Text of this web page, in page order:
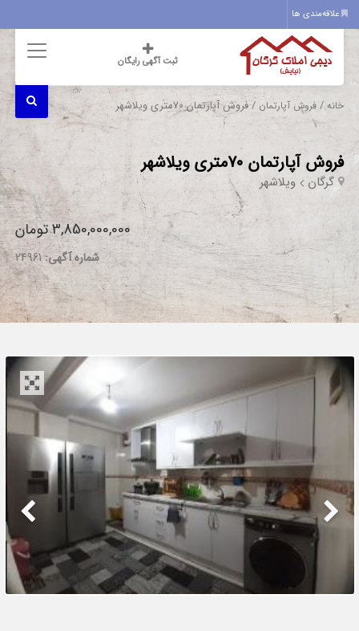
علاقه‌مندی ها
ثبت آگهی رایگان
خانه/فروش آپارتمان / فروش آپارتمان 70متری ویلاشهر
فروش آپارتمان 70متری ویلاشهر
گرگان ویلاشهر
3,850,000,000 تومان
شماره آگهی:24961